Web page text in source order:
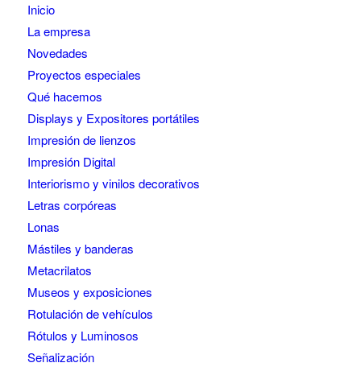
Inicio
La empresa
Novedades
Proyectos especiales
Qué hacemos
Displays y Expositores portátiles
Impresión de lienzos
Impresión Digital
Interiorismo y vinilos decorativos
Letras corpóreas
Lonas
Mástiles y banderas
Metacrilatos
Museos y exposiciones
Rotulación de vehículos
Rótulos y Luminosos
Señalización